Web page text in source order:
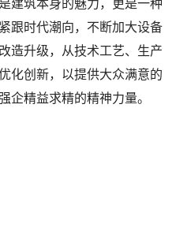
建筑本身的魅力，更是一种
跟时代潮向，不断加大设备
造升级，从技术工艺、生产
化创新，以提供大众满意的
企精益求精的精神力量。